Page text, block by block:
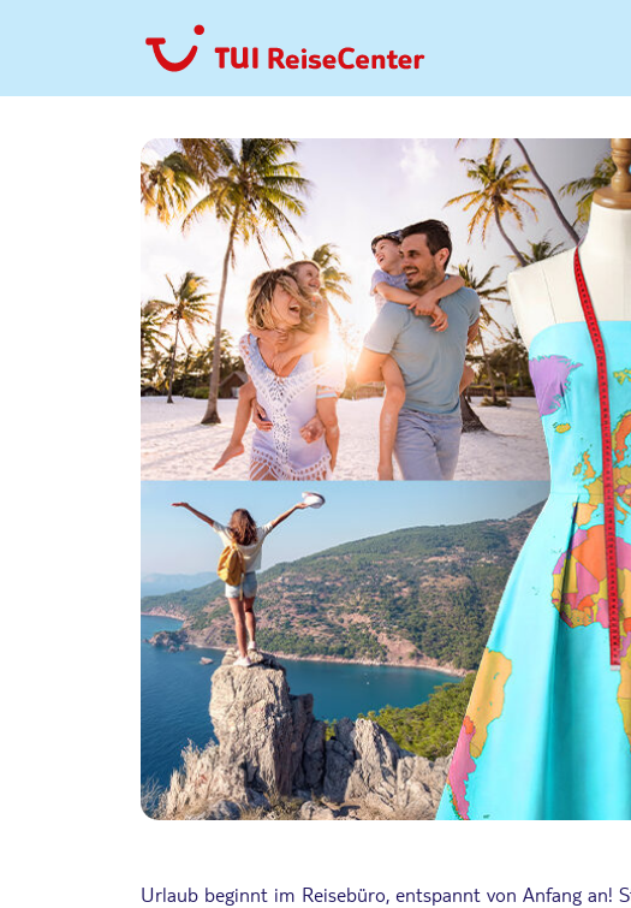
Urlaub beginnt im Reisebüro, entspannt von Anfang an!